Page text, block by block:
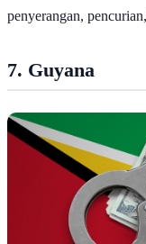
penyerangan,
7. Guyana